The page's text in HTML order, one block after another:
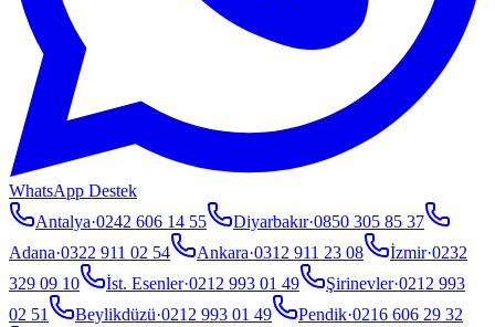
WhatsApp Destek
Antalya·0242 606 14 55 Diyarbakır·0850 305 85 37
Adana·0322 911 02 54 Ankara·0312 911 23 08 İzmir·0232
329 09 10
İst. Esenler·0212 993 01 49 Şirinevler·0212 993
02 51
Beylikdüzü·0212 993 01 49 Pendik·0216 606 29 32